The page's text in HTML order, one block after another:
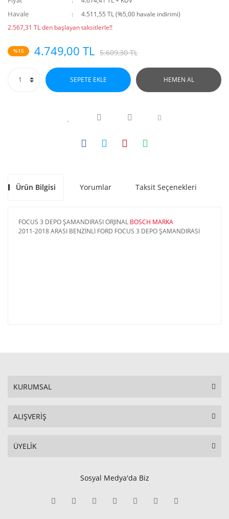
Havale
4.511,55 TL (%5,00 havale indirimi)
2.567,31 TL den başlayan taksitlerle!!
%15 4.749,00 TL 5.609,30 TL
SEPETE EKLE HEMEN AL
Ürün Bilgisi Yorumlar Taksit Seçenekleri
FOCUS 3 DEPO ŞAMANDIRASI ORJİNAL BOSCH MARKA
2011-2018 ARASI BENZİNLİ FORD FOCUS 3 DEPO ŞAMANDIRASI
KURUMSAL
ALIŞVERİŞ
ÜYELİK
Sosyal Medya'da Biz